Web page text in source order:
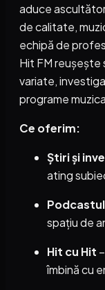
aduce
de calitate,
echipă de
Hit FM reușește
variate,
programe
Ce oferim:
Știri și
ating
spațiu de
Hit cu Hit
îmbină cu